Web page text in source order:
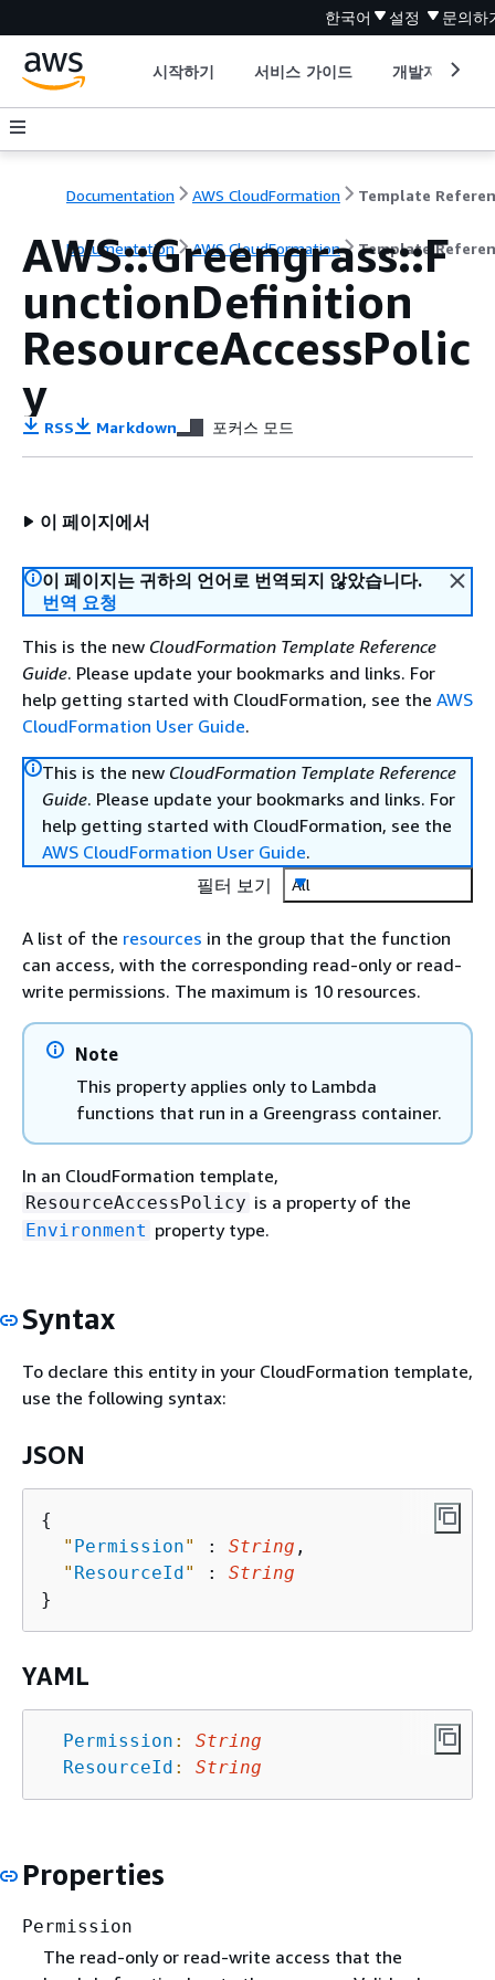
한국어 설정 문의하
시작하기 서비스 가이드 개발자 도구
Documentation AWS CloudFormation Template
Documentation AWS CloudFormation Template
AWS::Greengrass::F
unctionDefinition
ResourceAccessPolic
y
RSS Markdown 포커스 모드
이 페이지에서
이 페이지는 귀하의 언어로 번역되지 않았습니다.
번역 요청
This is the new CloudFormation Template Reference
Guide. Please update your bookmarks and links. For
help getting started with CloudFormation, see the AWS
CloudFormation User Guide.
This is the new CloudFormation Template Reference
Guide. Please update your bookmarks and links. For
help getting started with CloudFormation, see the
AWS CloudFormation User Guide.
필터 보기
All
A list of the resources in the group that the function
can access, with the corresponding read-only or read-
write permissions. The maximum is 10 resources.
Note
This property applies only to Lambda
functions that run in a Greengrass container.
In an CloudFormation template,
ResourceAccessPolicy is a property of the
Environment property type.
Syntax
To declare this entity in your CloudFormation template,
use the following syntax:
JSON
{
" Permission" : String ,
" ResourceId" : String
YAML
Permission :
String
ResourceId : String
Properties
Permission
The read-only or read-write access that the